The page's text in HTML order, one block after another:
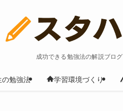
成功できる勉強法の解説ブログ
勉強法 学習環境づくり